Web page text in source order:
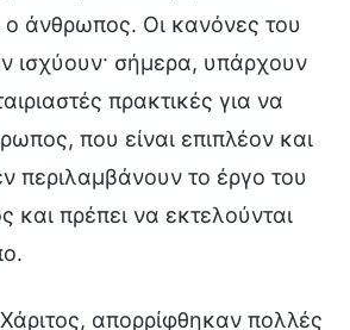
άνθρωπος. Οι κανόνες του
ισχύουν· σήμερα, υπάρχουν
πρακτικές για να
που είναι επιπλέον και
περιλαμβάνουν το έργο του
και πρέπει να εκτελούνται
απορρίφθηκαν πολλές